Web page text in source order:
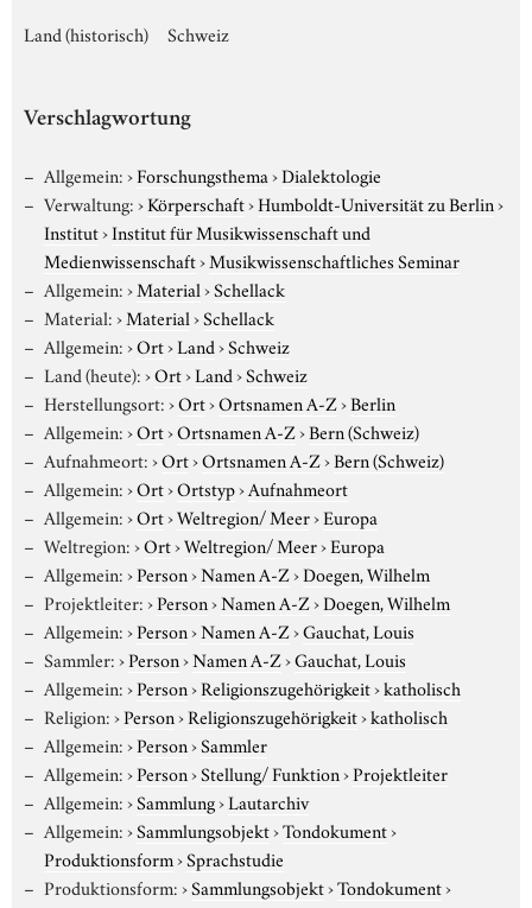
Land (historisch) Schweiz
Verschlagwortung
Allgemein:›Forschungsthema›Dialektologie
Verwaltung:›Körperschaft›Humboldt-Universität zu Berlin›
Institut›Institut für Musikwissenschaft und
Medienwissenschaft›Musikwissenschaftliches Seminar
Allgemein:›Material›Schellack
Material:›Material›Schellack
Allgemein:›Ort›Land›Schweiz
Land (heute):›Ort›Land›Schweiz
Herstellungsort:›Ort›Ortsnamen A-Z›Berlin
Allgemein:›Ort›Ortsnamen A-Z›Bern (Schweiz)
Aufnahmeort:›Ort›Ortsnamen A-Z›Bern (Schweiz)
Allgemein:›Ort›Ortstyp›Aufnahmeort
Allgemein:›Ort›Weltregion/ Meer›Europa
Weltregion:›Ort›Weltregion/ Meer›Europa
Allgemein:›Person›Namen A-Z›Doegen, Wilhelm
Projektleiter:›Person›Namen A-Z›Doegen, Wilhelm
Allgemein:›Person›Namen A-Z›Gauchat, Louis
Sammler:›Person›Namen A-Z›Gauchat, Louis
Allgemein:›Person›Religionszugehörigkeit›katholisch
Religion:›Person›Religionszugehörigkeit›katholisch
Allgemein:›Person›Sammler
Allgemein:›Person›Stellung/ Funktion›Projektleiter
Allgemein:›Sammlung›Lautarchiv
Allgemein:›Sammlungsobjekt›Tondokument›
Produktionsform›Sprachstudie
Produktionsform:›Sammlungsobjekt›Tondokument›